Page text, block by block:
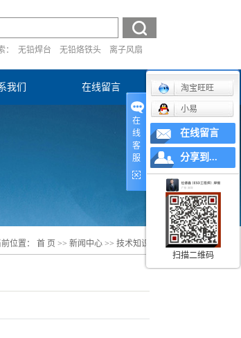
： 无铅焊台 无铅烙铁头 离子风扇
我们 在线留言
位置： 首 页 >> 新闻中心 >> 技术知识
在
线
客
服
淘宝旺旺
小易
在线留言
分享到...
扫描二维码